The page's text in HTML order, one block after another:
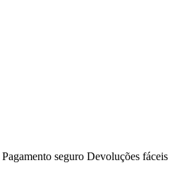
Pagamento seguro Devoluções fáceis